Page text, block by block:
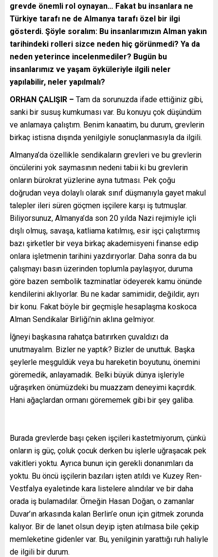
grevde önemli rol oynayan… Fakat bu insanlara ne
Türkiye tarafı ne de Almanya tarafı özel bir ilgi
gösterdi. Şöyle soralım: Bu insanlarımızın Alman yakın
tarihindeki rolleri sizce neden hiç görünmedi? Ya da
neden yeterince incelenmediler? Bugün bu
insanlarımız ve yaşam öyküleriyle ilgili neler
yapılabilir, neler yapılmalı?
ORHAN ÇALIŞIR – Tam da sorunuzda ifade ettiğiniz gibi,
sanki bir susuş kumkuması var. Bu konuyu çok düşündüm
ve anlamaya çalıştım. Benim kanaatim, bu durum, grevlerin
birkaç istisna dışında yenilgiyle sonuçlanmasıyla da ilgili.
Almanya’da özellikle sendikaların grevleri ve bu grevlerin
öncülerini yok saymasının nedeni tabii ki bu grevlerin
onların bürokrat yüzlerine ayna tutması. Pek çoğu
doğrudan veya dolaylı olarak sınıf düşmanıyla gayet makul
talepler ileri süren göçmen işçilere karşı iş tutmuşlar.
Biliyorsunuz, Almanya’da son 20 yılda Nazi rejimiyle içli
dışlı olmuş, savaşa, katliama katılmış, esir işçi çalıştırmış
bazı şirketler bir veya birkaç akademisyeni finanse edip
onlara işletmenin tarihini yazdırıyorlar. Daha sonra da bu
çalışmayı basın üzerinden toplumla paylaşıyor, duruma
göre bazen sembolik tazminatlar ödeyerek kamu önünde
kendilerini aklıyorlar. Bu ne kadar samimidir, değildir, ayrı
bir konu. Fakat böyle bir geçmişle hesaplaşma koskoca
Alman Sendikalar Birliği’nin aklına gelmiyor.
İğneyi başkasına rahatça batırırken çuvaldızı da
unutmayalım. Bizler ne yaptık? Bizler de unuttuk. Başka
şeylerle meşguldük veya bu hareketin boyutunu, önemini
göremedik, anlayamadık. Belki büyük dünya işleriyle
uğraşırken önümüzdeki bu muazzam deneyimi kaçırdık.
Hani ağaçlardan ormanı görememek gibi bir şey galiba.
Burada grevlerde başı çeken işçileri kastetmiyorum, çünkü
onların iş güç, çoluk çocuk derken bu işlerle uğraşacak pek
vakitleri yoktu. Ayrıca bunun için gerekli donanımları da
yoktu. Bu öncü işçilerin bazıları işten atıldı ve Kuzey Ren-
Vestfalya eyaletinde kara listelere alındılar ve bir daha
orada iş bulamadılar. Örneğin Hasan Doğan, o zamanlar
Duvar’ın arkasında kalan Berlin’e onun için gitmek zorunda
kalıyor. Bir de lanet olsun deyip işten atılmasa bile çekip
memleketine gidenler var. Bu, yenilginin yarattığı ruh haliyle
de ilgili bir durum.